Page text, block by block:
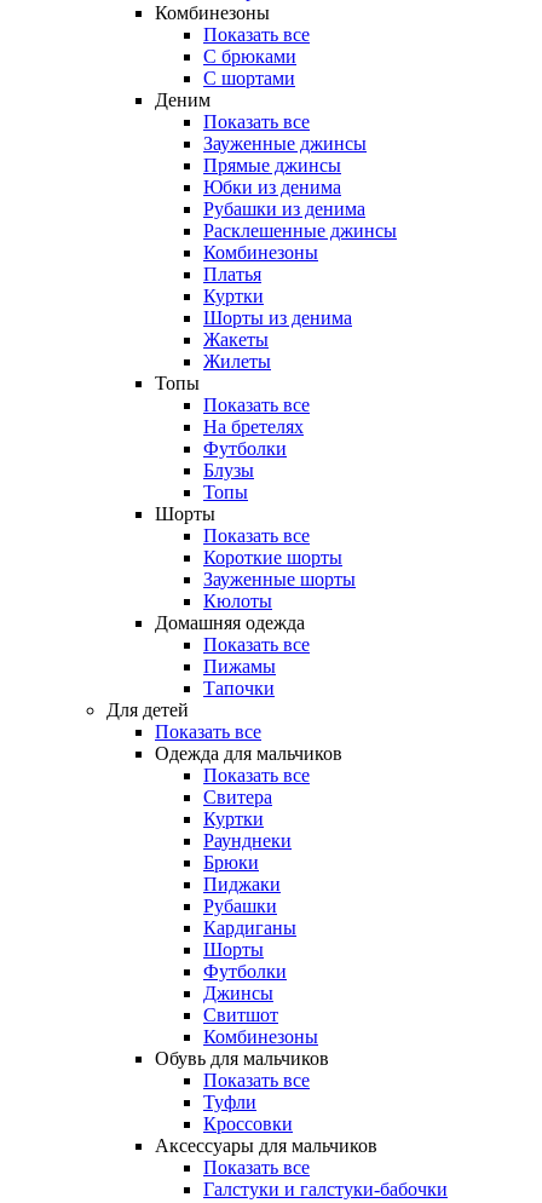
Комбинезоны
Показать все
С брюками
С шортами
Деним
Показать все
Зауженные джинсы
Прямые джинсы
Юбки из денима
Рубашки из денима
Расклешенные джинсы
Комбинезоны
Платья
Куртки
Шорты из денима
Жакеты
Жилеты
Топы
Показать все
На бретелях
Футболки
Блузы
Топы
Шорты
Показать все
Короткие шорты
Зауженные шорты
Кюлоты
Домашняя одежда
Показать все
Пижамы
Тапочки
Для детей
Показать все
Одежда для мальчиков
Показать все
Свитера
Куртки
Раунднеки
Брюки
Пиджаки
Рубашки
Кардиганы
Шорты
Футболки
Джинсы
Свитшот
Комбинезоны
Обувь для мальчиков
Показать все
Туфли
Кроссовки
Аксессуары для мальчиков
Показать все
Галстуки и галстуки-бабочки